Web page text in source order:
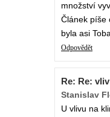
množství
Článek píše
byla asi
Odpovědět
Re: Re:
Stanislav
U vlivu na